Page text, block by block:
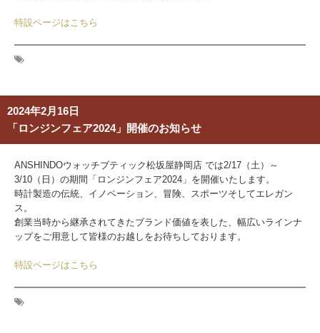
特設ページはこちら
2024年2月16日
「ロンジンフェア2024」開催のお知らせ
ANSHINDOウォッチブティック松坂屋静岡店 では2/17（土）～
3/10（日）の期間「ロンジンフェア2024」を開催いたします。
時計製造の伝統、イノベーション、冒険、スポーツそしてエレガン
ス。
創業当時から継承されてきたブランド価値を表した、幅広いラインナ
ップをご用意して皆様のお越しをお待ちしております。
特設ページはこちら